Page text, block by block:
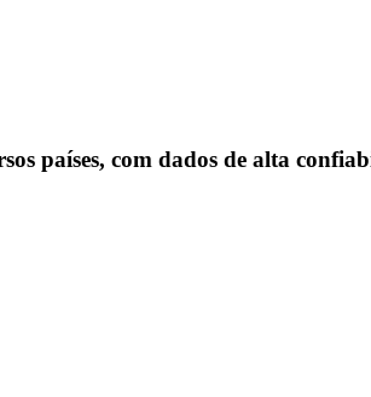
países, com dados de alta